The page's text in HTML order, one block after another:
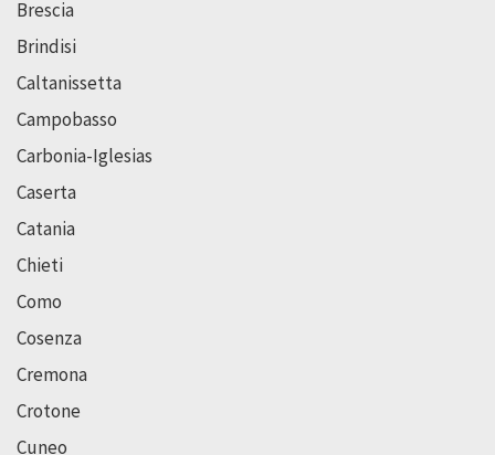
Brescia
Brindisi
Caltanissetta
Campobasso
Carbonia-Iglesias
Caserta
Catania
Chieti
Como
Cosenza
Cremona
Crotone
Cuneo